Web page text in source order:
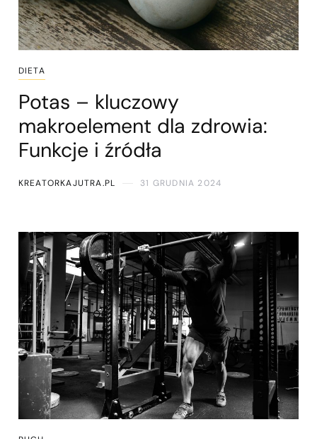
DIETA
Potas – kluczowy
makroelement dla zdrowia:
Funkcje i źródła
KREATORKAJUTRA.PL 31 GRUDNIA 2024